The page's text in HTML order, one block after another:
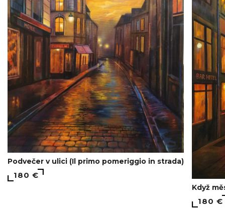
Podvečer v ulici (Il primo pomeriggio in strada)
180 €
Když
180 €